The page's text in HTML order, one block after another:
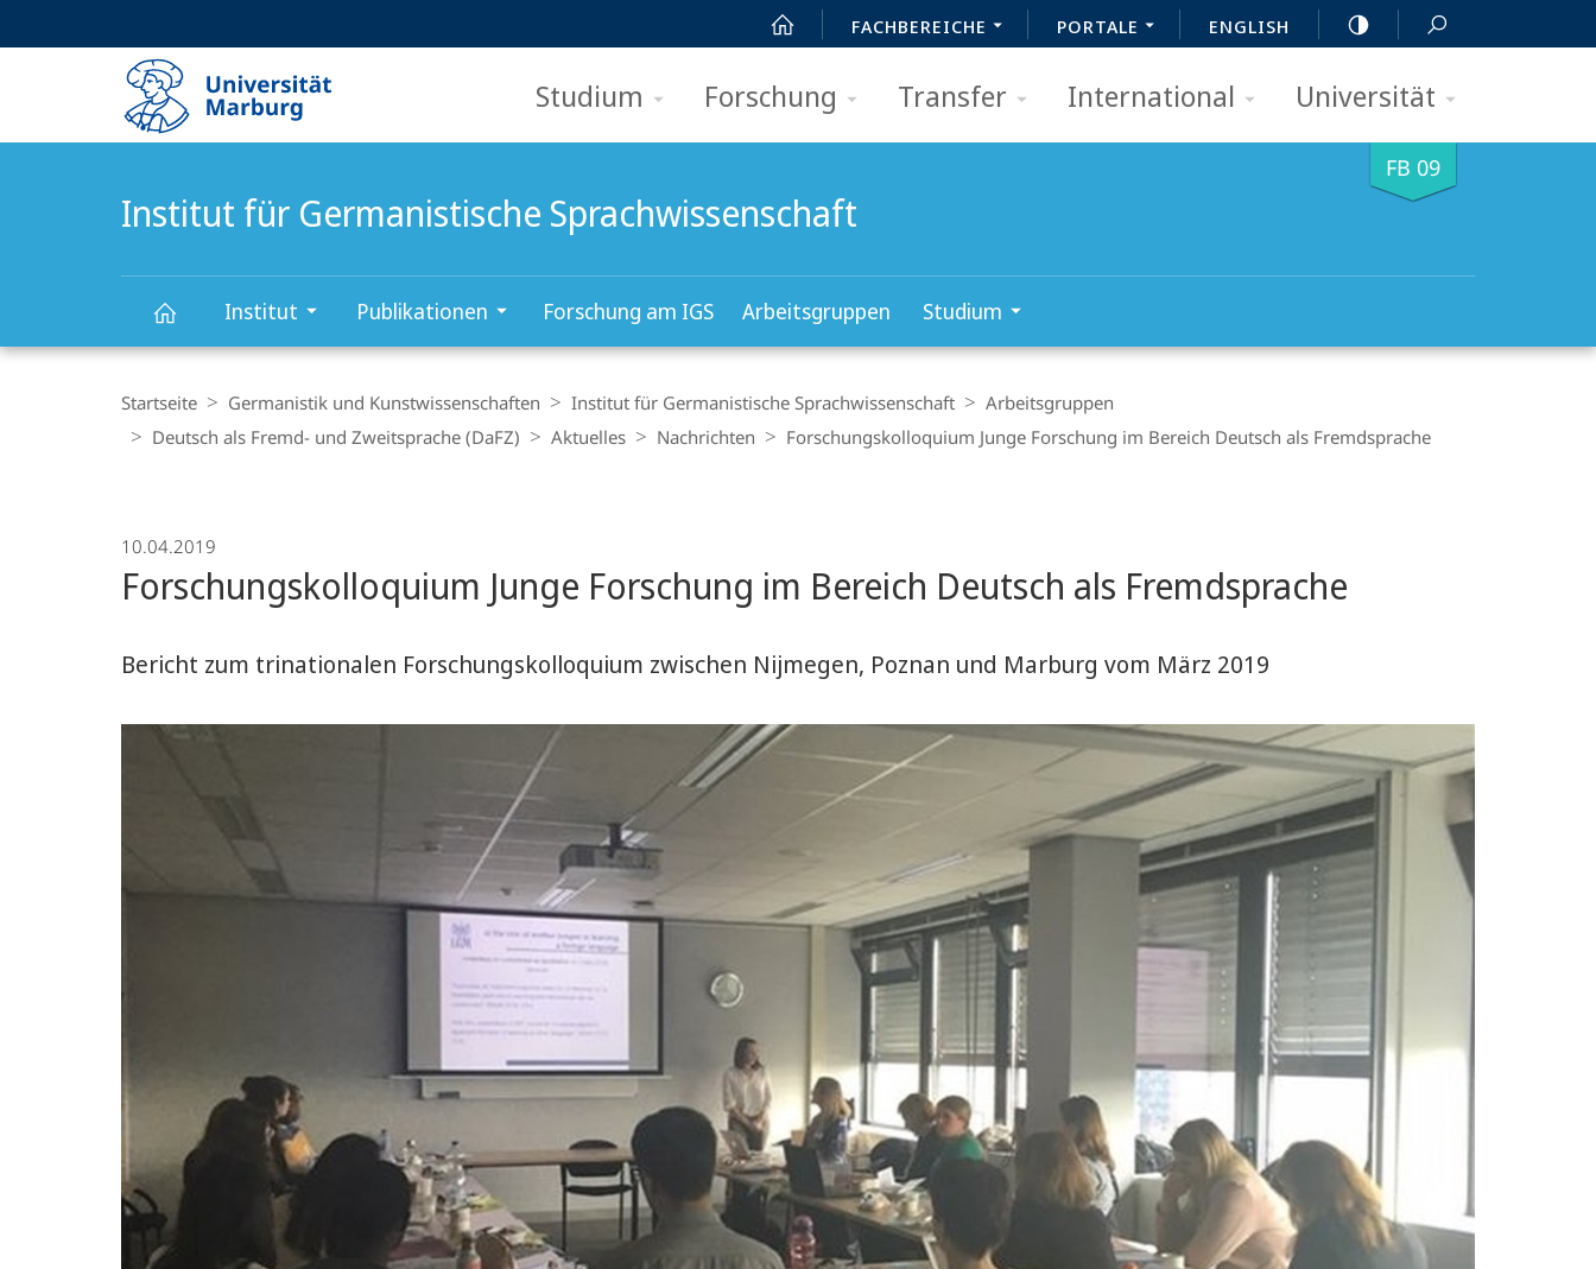
FACHBEREICHE PORTALE ENGLISH
Studium Forschung Transfer International Universität
FB 09
Institut für Germanistische Sprachwissenschaft
für
Sprachwissenschaft
Institut Publikationen Forschung am IGS Arbeitsgruppen Studium
Navigation
Startseite Germanistik und Kunstwissenschaften Institut für Germanistische Sprachwissenschaft
Arbeitsgruppen
Deutsch als Fremd- und Zweitsprache (DaFZ)
Aktuelles Nachrichten Forschungskolloquium Junge Forschung im Bereich Deutsch als Fremdsprache
10.04.2019
Forschungskolloquium Junge Forschung im Bereich Deutsch als Fremdsprache
Bericht zum trinationalen Forschungskolloquium zwischen Nijmegen, Poznan und Marburg vom März 2019